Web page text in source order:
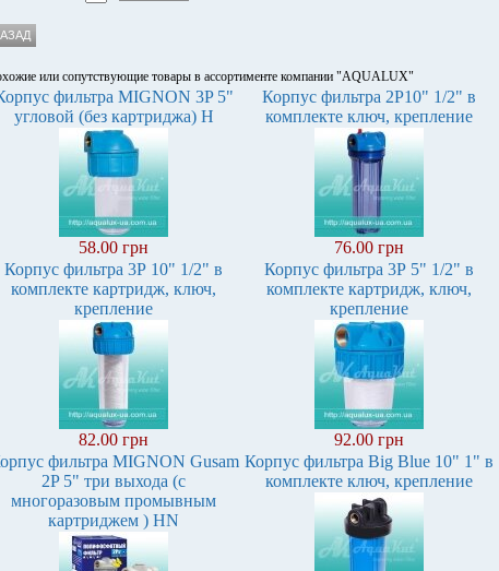
или сопутствующие товары в ассортименте компании "AQUALUX"
фильтра MIGNON 3P 5"
угловой (без картриджа) Н
58.00 грн
Корпус фильтра 2Р10" 1/2" в
комплекте ключ, крепление
76.00 грн
Корпус фильтра 3Р 10" 1/2" в
комплекте картридж, ключ,
крепление
82.00 грн
Корпус фильтра 3Р 5" 1/2" в
комплекте картридж, ключ,
крепление
92.00 грн
фильтра MIGNON Gusam
2P 5" три выхода (с
многоразовым промывным
картриджем ) HN
Корпус фильтра Вig Вlue 10" 1" в
комплекте ключ, крепление